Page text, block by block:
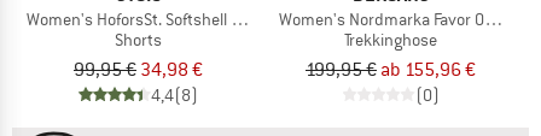
Women's HoforsSt. Softshell Pants Capri Light
Shorts
99,95 € 34,98 €
4,4(8)
Women's Nordmarka Favor Outdoor
Trekkinghose
199,95 € ab 155,96 €
(0)